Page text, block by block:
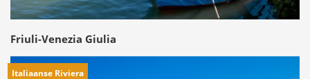
Friuli-Venezia Giulia
Italiaanse Riviera